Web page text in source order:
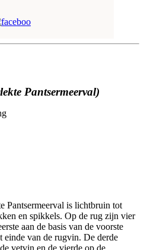
Pantsermeerval)
Pantsermeerval is lichtbruin tot
en spikkels. Op de rug zijn vier
aan de basis van de voorste
einde van de rugvin. De derde
vetvin en de vierde op de